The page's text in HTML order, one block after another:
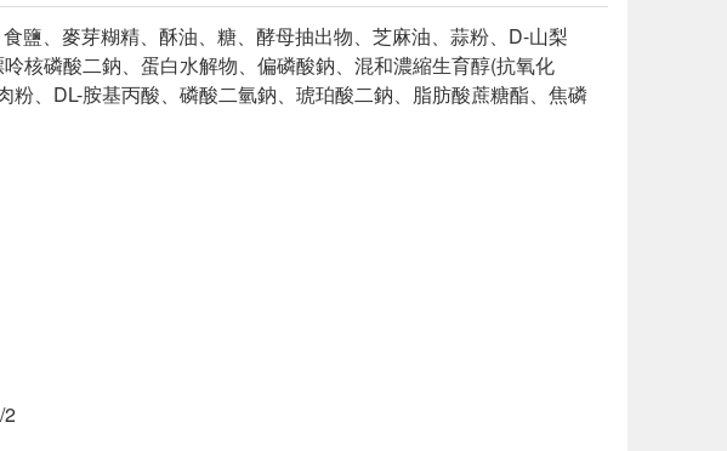
鹽、麥芽糊精、酥油、糖、酵母抽出物、芝麻油、蒜粉、D-山梨
核磷酸二鈉、蛋白水解物、偏磷酸鈉、混和濃縮生育醇(抗氧化
、DL-胺基丙酸、磷酸二氫鈉、琥珀酸二鈉、脂肪酸蔗糖酯、焦磷
2